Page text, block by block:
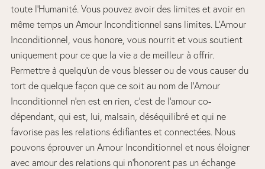
toute l’Humanité. Vous pouvez avoir des limites et avoir en
même temps un Amour Inconditionnel sans limites. L’Amour
Inconditionnel, vous honore, vous nourrit et vous soutient
uniquement pour ce que la vie a de meilleur à offrir.
Permettre à quelqu’un de vous blesser ou de vous causer du
tort de quelque façon que ce soit au nom de l’Amour
Inconditionnel n’en est en rien, c’est de l’amour co-
dépendant, qui est, lui, malsain, déséquilibré et qui ne
favorise pas les relations édifiantes et connectées. Nous
pouvons éprouver un Amour Inconditionnel et nous éloigner
avec amour des relations qui n’honorent pas un échange